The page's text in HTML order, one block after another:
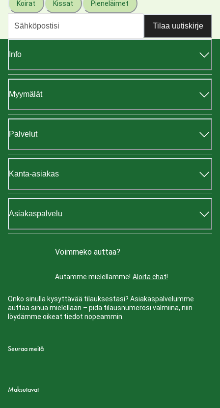
Koirat Kissat Pieneläimet
Tilaa uutiskirje
Info
Myymälät
Palvelut
Kanta-asiakas
Asiakaspalvelu
Voimmeko auttaa?
Autamme mielellämme! Aloita chat!
Onko sinulla kysyttävää tilauksestasi? Asiakaspalvelumme
auttaa sinua mielellään – pidä tilausnumerosi valmiina, niin
löydämme oikeat tiedot nopeammin.
Seuraa meitä
Maksutavat